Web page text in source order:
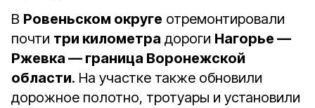
В Ровеньском округе отремонтировали
почти три километра дороги Нагорье —
Ржевка — граница Воронежской
области. На участке также обновили
дорожное полотно, тротуары и установили